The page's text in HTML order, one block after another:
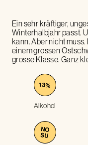
Ein sehr kräftiger,
Winterhalbjahr passt.
kann. Aber nicht
einem grossen
grosse Klasse. Ganz
13%
Alkohol
NO
SU